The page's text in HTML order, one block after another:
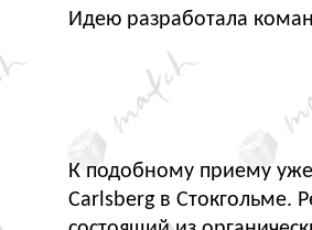
Идею разработала
К подобному приему
Carlsberg в Стокгольме.